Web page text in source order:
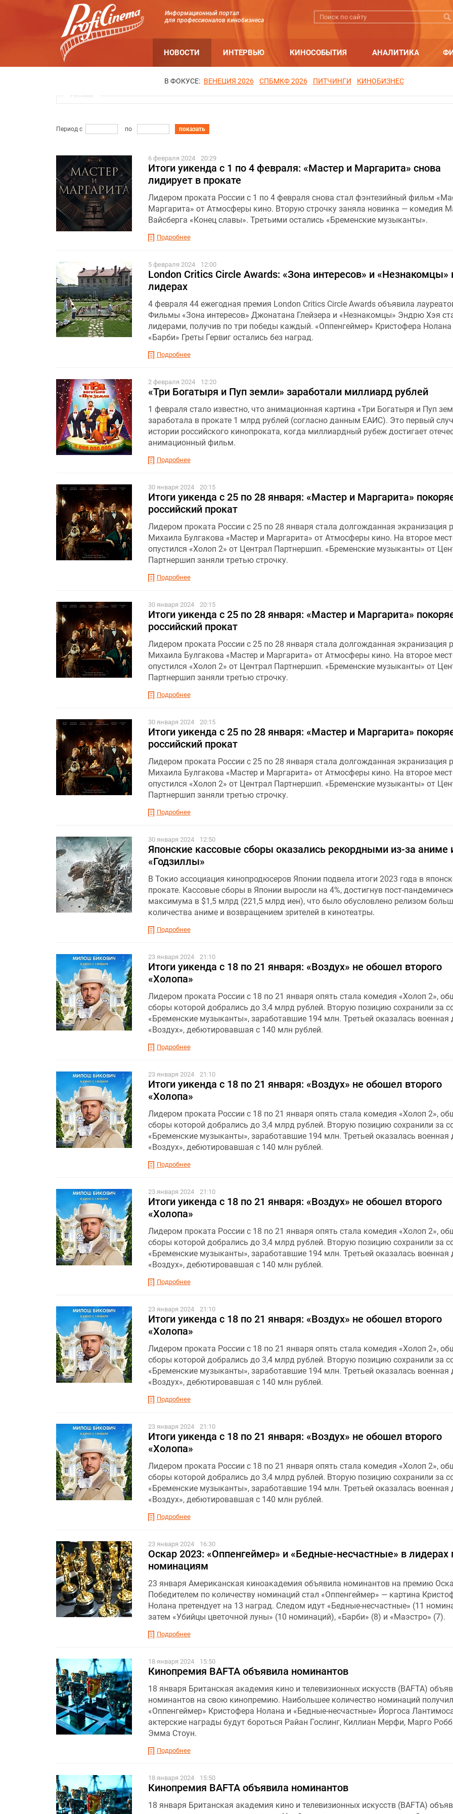
Информационный портал
для профессионалов кинобизнеса
НОВОСТИ ИНТЕРВЬЮ КИНОСОБЫТИЯ АНАЛИТИКА
В ФОКУСЕ: ВЕНЕЦИЯ 2026 СПБМКФ 2026 ПИТЧИНГИ КИНОБИЗНЕС
Реклама
Период с по показать
6 февраля 2024 20:29
Итоги уикенда с 1 по 4 февраля: «Мастер и Маргарита» снова
лидирует в прокате
Лидером проката России с 1 по 4 февраля снова стал фэнтезийный фильм
Маргарита» от Атмосферы кино. Вторую строчку заняла новинка — комедия
Вайсберга «Конец славы». Третьими остались «Бременские музыканты».
Подробнее
5 февраля 2024 12:00
London Critics Circle Awards: «Зона интересов» и «Незнакомцы»
лидерах
4 февраля 44 ежегодная премия London Critics Circle Awards объявила
Фильмы «Зона интересов» Джонатана Глейзера и «Незнакомцы» Эндрю Хэя
лидерами, получив по три победы каждый. «Оппенгеймер» Кристофера Нолана
«Барби» Греты Гервиг остались без наград.
Подробнее
2 февраля 2024 12:20
«Три Богатыря и Пуп земли» заработали миллиард рублей
1 февраля стало известно, что анимационная картина «Три Богатыря и Пуп
заработала в прокате 1 млрд рублей (согласно данным ЕАИС). Это первый
истории российского кинопроката, когда миллиардный рубеж достигает
анимационный фильм.
Подробнее
30 января 2024 20:15
Итоги уикенда с 25 по 28 января: «Мастер и Маргарита»
российский прокат
Лидером проката России с 25 по 28 января стала долгожданная экранизация
Михаила Булгакова «Мастер и Маргарита» от Атмосферы кино. На второе
опустился «Холоп 2» от Централ Партнершип. «Бременские музыканты» от
Партнершип заняли третью строчку.
Подробнее
30 января 2024 20:15
Итоги уикенда с 25 по 28 января: «Мастер и Маргарита»
российский прокат
Лидером проката России с 25 по 28 января стала долгожданная экранизация
Михаила Булгакова «Мастер и Маргарита» от Атмосферы кино. На второе
опустился «Холоп 2» от Централ Партнершип. «Бременские музыканты» от
Партнершип заняли третью строчку.
Подробнее
30 января 2024 20:15
Итоги уикенда с 25 по 28 января: «Мастер и Маргарита»
российский прокат
Лидером проката России с 25 по 28 января стала долгожданная экранизация
Михаила Булгакова «Мастер и Маргарита» от Атмосферы кино. На второе
опустился «Холоп 2» от Централ Партнершип. «Бременские музыканты» от
Партнершип заняли третью строчку.
Подробнее
30 января 2024 12:50
Японские кассовые сборы оказались рекордными из-за аниме
«Годзиллы»
В Токио ассоциация кинопродюсеров Японии подвела итоги 2023 года в
прокате. Кассовые сборы в Японии выросли на 4%, достигнув пост-
максимума в $1,5 млрд (221,5 млрд иен), что было обусловлено релизом
количества аниме и возвращением зрителей в кинотеатры.
Подробнее
23 января 2024 21:10
Итоги уикенда с 18 по 21 января: «Воздух» не обошел второго
«Холопа»
Лидером проката России с 18 по 21 января опять стала комедия «Холоп 2»,
сборы которой добрались до 3,4 млрд рублей. Вторую позицию сохранили за
«Бременские музыканты», заработавшие 194 млн. Третьей оказалась военная
«Воздух», дебютировавшая с 140 млн рублей.
Подробнее
23 января 2024 21:10
Итоги уикенда с 18 по 21 января: «Воздух» не обошел второго
«Холопа»
Лидером проката России с 18 по 21 января опять стала комедия «Холоп 2»,
сборы которой добрались до 3,4 млрд рублей. Вторую позицию сохранили за
«Бременские музыканты», заработавшие 194 млн. Третьей оказалась военная
«Воздух», дебютировавшая с 140 млн рублей.
Подробнее
23 января 2024 21:10
Итоги уикенда с 18 по 21 января: «Воздух» не обошел второго
«Холопа»
Лидером проката России с 18 по 21 января опять стала комедия «Холоп 2»,
сборы которой добрались до 3,4 млрд рублей. Вторую позицию сохранили за
«Бременские музыканты», заработавшие 194 млн. Третьей оказалась военная
«Воздух», дебютировавшая с 140 млн рублей.
Подробнее
23 января 2024 21:10
Итоги уикенда с 18 по 21 января: «Воздух» не обошел второго
«Холопа»
Лидером проката России с 18 по 21 января опять стала комедия «Холоп 2»,
сборы которой добрались до 3,4 млрд рублей. Вторую позицию сохранили за
«Бременские музыканты», заработавшие 194 млн. Третьей оказалась военная
«Воздух», дебютировавшая с 140 млн рублей.
Подробнее
23 января 2024 21:10
Итоги уикенда с 18 по 21 января: «Воздух» не обошел второго
«Холопа»
Лидером проката России с 18 по 21 января опять стала комедия «Холоп 2»,
сборы которой добрались до 3,4 млрд рублей. Вторую позицию сохранили за
«Бременские музыканты», заработавшие 194 млн. Третьей оказалась военная
«Воздух», дебютировавшая с 140 млн рублей.
Подробнее
23 января 2024 16:30
Оскар 2023: «Оппенгеймер» и «Бедные-несчастные» в лидерах
номинациям
23 января Американская киноакадемия объявила номинантов на премию
Победителем по количеству номинаций стал «Оппенгеймер» — картина
Нолана претендует на 13 наград. Следом идут «Бедные-несчастные» (11
затем «Убийцы цветочной луны» (10 номинаций), «Барби» (8) и «Маэстро» (7).
Подробнее
18 января 2024 15:50
Кинопремия BAFTA объявила номинантов
18 января Британская академия кино и телевизионных искусств (BAFTA)
номинантов на свою кинопремию. Наибольшее количество номинаций
«Оппенгеймер» Кристофера Нолана и «Бедные-несчастные» Йоргоса
актерские награды будут бороться Райан Гослинг, Киллиан Мерфи, Марго
Эмма Стоун.
Подробнее
18 января 2024 15:50
Кинопремия BAFTA объявила номинантов
18 января Британская академия кино и телевизионных искусств (BAFTA)